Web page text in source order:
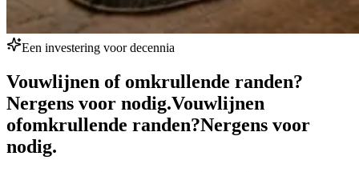
Een investering voor decennia
Vouwlijnen of omkrullende randen?
Nergens voor nodig.Vouwlijnen
ofomkrullende randen?Nergens voor
nodig.